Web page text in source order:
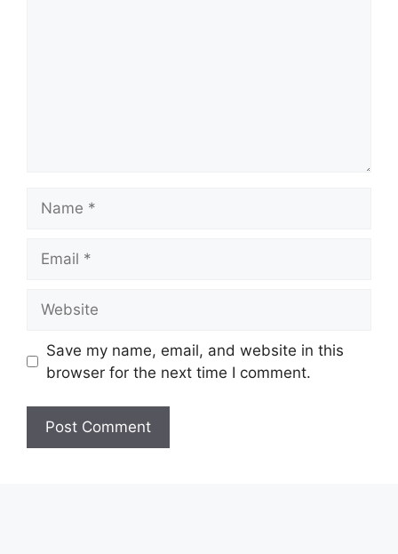
Save my name, email, and website in this
browser for the next time I comment.